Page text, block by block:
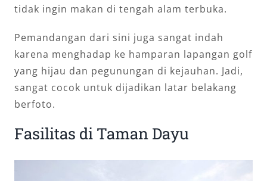
tidak ingin makan di tengah alam terbuka.
Pemandangan dari sini juga sangat indah
karena menghadap ke hamparan lapangan golf
yang hijau dan pegunungan di kejauhan. Jadi,
sangat cocok untuk dijadikan latar belakang
berfoto.
Fasilitas di Taman Dayu